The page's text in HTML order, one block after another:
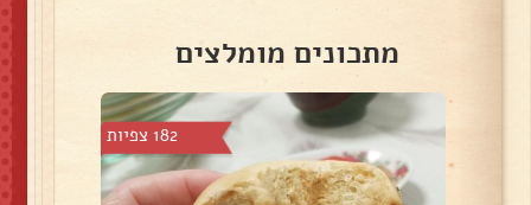
מתכונים מומלצים
182 צפיות